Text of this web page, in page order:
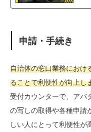
申請・手続き
自治体の窓口業務におけ
ることで利便性が向上し
受付カウンターで、アバ
の写しの取得や各種申請
しい人にとって利便性が